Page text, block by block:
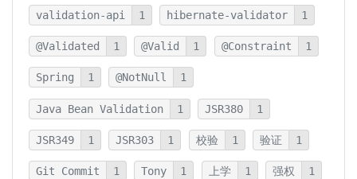
validation-api 1 hibernate-validator 1
@Validated 1 @Valid 1 @Constraint 1
Spring 1 @NotNull 1
Java Bean Validation 1 JSR380 1
JSR349 1 JSR303 1 校验 1 验证 1
Git Commit 1 Tony 1 上学 1 强权 1